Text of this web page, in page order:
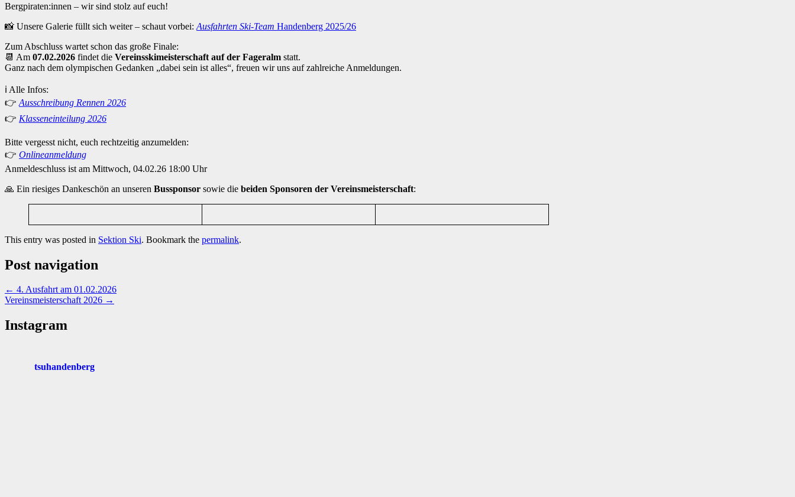
Bergpiraten:innen – wir sind stolz auf euch!
📸 Unsere Galerie füllt sich weiter – schaut vorbei: Ausfahrten Ski-Team Handenberg 2025/26
Zum Abschluss wartet schon das große Finale:
📆 Am 07.02.2026 findet die Vereinsskimeisterschaft auf der Fageralm statt.
Ganz nach dem olympischen Gedanken „dabei sein ist alles“, freuen wir uns auf zahlreiche Anmeldungen.
ℹ️ Alle Infos:
👉 Ausschreibung Rennen 2026
👉 Klasseneinteilung 2026
Bitte vergesst nicht, euch rechtzeitig anzumelden:
👉 Onlineanmeldung
Anmeldeschluss ist am Mittwoch, 04.02.26 18:00 Uhr
🙏 Ein riesiges Dankeschön an unseren Bussponsor sowie die beiden Sponsoren der Vereinsmeisterschaft:
This entry was posted in Sektion Ski. Bookmark the permalink.
Post navigation
← 4. Ausfahrt am 01.02.2026
Vereinsmeisterschaft 2026 →
Instagram
tsuhandenberg